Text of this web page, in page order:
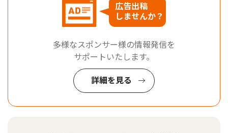
広告出稿
しませんか？
多様なスポンサー様の情報発信を
サポートいたします。
詳細を見る